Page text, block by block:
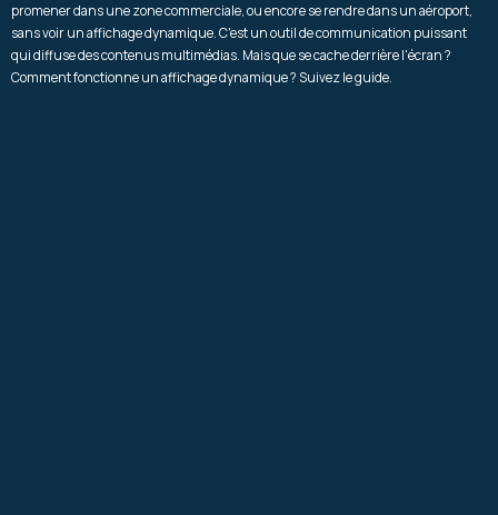
promener dans une zone commerciale, ou encore se rendre dans un aéroport,
sans voir un affichage dynamique. C'est un outil de communication puissant
qui diffuse des contenus multimédias. Mais que se cache derrière l'écran ?
Comment fonctionne un affichage dynamique ? Suivez le guide.